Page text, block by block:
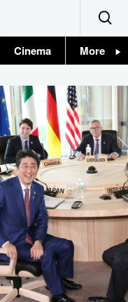
Cinema More
Topics
Images
People
東京
お知らせ